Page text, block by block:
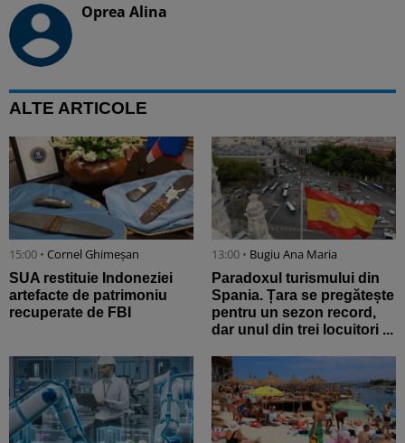
Oprea Alina
ALTE ARTICOLE
15:00 • Cornel Ghimeșan
SUA restituie Indoneziei
artefacte de patrimoniu
recuperate de FBI
13:00 • Bugiu ⁠Ana Maria
Paradoxul turismului din
Spania. Țara se pregătește
pentru un sezon record,
dar unul din trei locuitori ...